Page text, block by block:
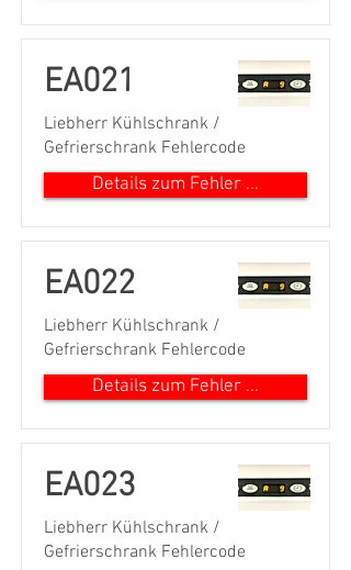
EA021
Liebherr Kühlschrank /
Gefrierschrank Fehlercode
Details zum Fehler ...
EA022
Liebherr Kühlschrank /
Gefrierschrank Fehlercode
Details zum Fehler ...
EA023
Liebherr Kühlschrank /
Gefrierschrank Fehlercode